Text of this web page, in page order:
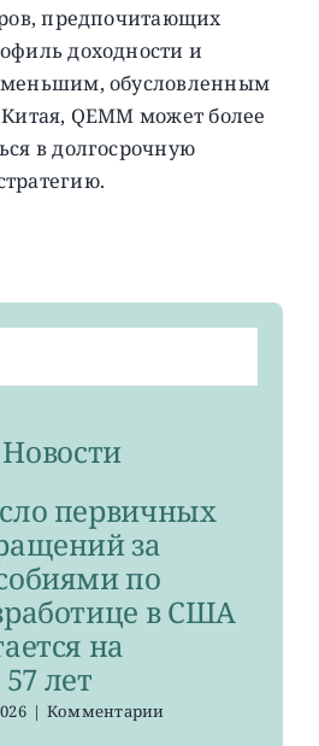
предпочитающих
доходности и
обусловленным
QEMM может более
в долгосрочную
первичных
за
по
в США
на
лет
| Комментариик